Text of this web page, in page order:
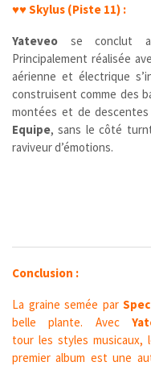
♥♥Skylus (Piste 11) :
Yateveo se conclut
Principalement réalisée
aérienne et électrique
construisent comme des
montées et de
Equipe, sans le côté
raviveur d’émotions.
Conclusion :
La graine semée par
belle plante. Avec
tour les styles musicaux,
premier album est une